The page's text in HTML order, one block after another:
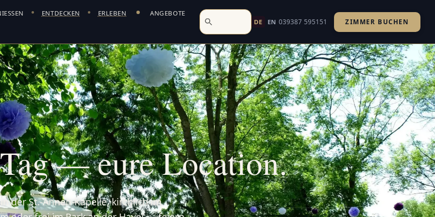
ENTDECKEN ERLEBEN
ANGEBOTE
DE EN 039387 595151 ZIMMER BUCHEN
im Elbe-Havel-Winkel mit Festsaal, eigener Küche und Übernachtung — euer Tag an Dom und Havel.
— eure Location.
der St.-Annen-Kapelle, kirchlich im